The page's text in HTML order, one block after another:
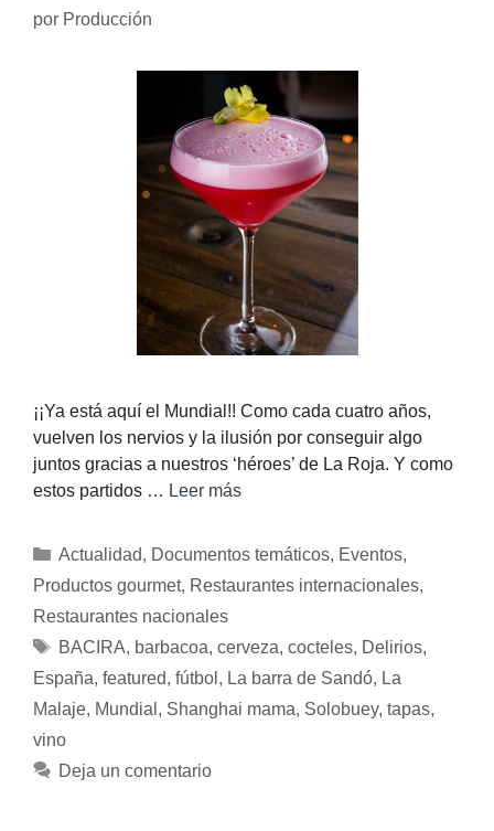
por Producción
¡¡Ya está aquí el Mundial!! Como cada cuatro años,
vuelven los nervios y la ilusión por conseguir algo
juntos gracias a nuestros ‘héroes’ de La Roja. Y como
estos partidos … Leer más
Actualidad, Documentos temáticos, Eventos,
Productos gourmet, Restaurantes internacionales,
Restaurantes nacionales
BACIRA, barbacoa, cerveza, cocteles, Delirios,
España, featured, fútbol , La barra de Sandó, La
Malaje, Mundial , Shanghai mama, Solobuey, tapas,
vino
Deja un comentario